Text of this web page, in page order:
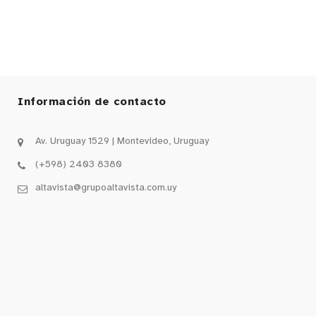
Información de contacto
Av. Uruguay 1529 | Montevideo, Uruguay
(+598) 2403 8380
altavista@grupoaltavista.com.uy